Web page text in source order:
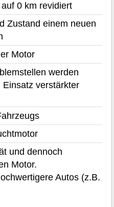
0 km revidiert
Zustand einem neuen
Motor
werden
verstärkter
und dennoch
Motor.
Autos (z.B.